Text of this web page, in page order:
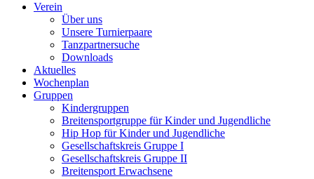
Verein
Über uns
Unsere Turnierpaare
Tanzpartnersuche
Downloads
Aktuelles
Wochenplan
Gruppen
Kindergruppen
Breitensportgruppe für Kinder und Jugendliche
Hip Hop für Kinder und Jugendliche​
Gesellschaftskreis Gruppe I
Gesellschaftskreis Gruppe II
Breitensport Erwachsene